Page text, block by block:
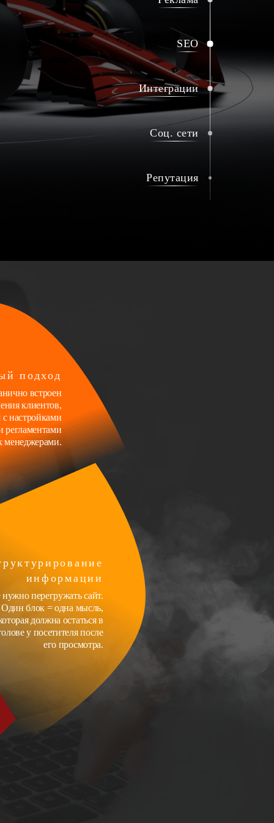
SEO
Интеграции
Cоц. сети
Репутация
подход
встроен
клиентов,
с настройками
регламентами
менеджерами.
информации
перегружать сайт.
Один блок = одна мысль,
должна остаться в
у посетителя после
его просмотра.